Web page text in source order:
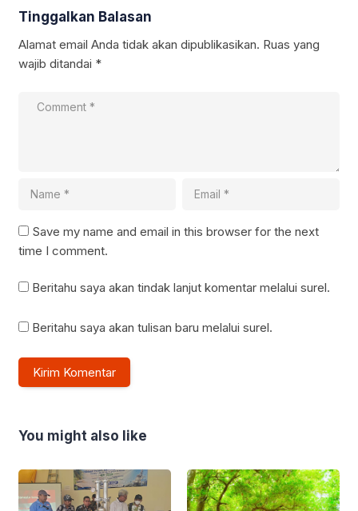
Tinggalkan Balasan
Alamat email Anda tidak akan dipublikasikan. Ruas yang
wajib ditandai *
Save my name and email in this browser for the next
time I comment.
Beritahu saya akan tindak lanjut komentar melalui surel.
Beritahu saya akan tulisan baru melalui surel.
You might also like